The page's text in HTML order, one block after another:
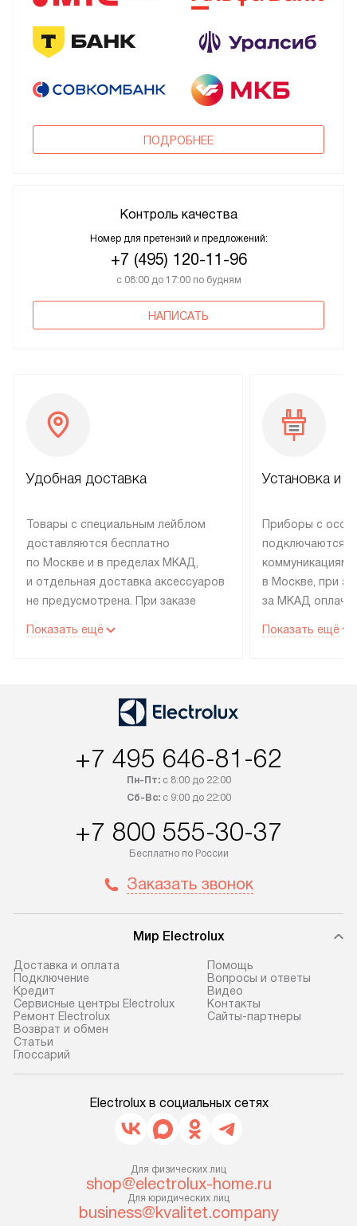
ПОДРОБНЕЕ
Контроль качества
Номер для претензий и предложений:
+7 (495) 120-11-96
с 08:00 до 17:00 по будням
НАПИСАТЬ
Удобная доставка
Товары с специальным лейблом
доставляются бесплатно
по Москве и в пределах МКАД,
и отдельная доставка аксессуаров
не предусмотрена. При заказе
рекомендуем обсудить
со статусом «В наличии» могут
быть отправлены покупателю
интересен товар «Под заказ»,
приобретения с менеджером сайта.
доставляются бесплатно
по Москве в пределах МКАД,
не предусмотрена. После 100%
до представительства
транспортной компании в г. Москва.
Пожалуйста, уточняйте условия
доставки у менеджера при
оформлении заказа.
В оговоренный день служба
доставки доставит упакованный
Если необходимо переместить
прибор до места установки,
уточните это с менеджером.
За данную услугу взимается
дополнительная плата. Важно
Показать ещё
Установка и
Приборы с
подключаются к
коммуникациям
в Москве, при
за МКАД
партнера
по монтажу
материалы.
предполагают,
установленной
включает в
подключение к
коммуникациям,
Показать ещё
+7 495 646-81-62
Пн-Пт:с 8:00 до 22:00
Сб-Вс:с 9:00 до 22:00
+7 800 555-30-37
Бесплатно по России
Заказать звонок
Мир Electrolux
Доставка и оплата
Подключение
Кредит
Сервисные центры Electrolux
Ремонт Electrolux
Возврат и обмен
Cтатьи
Глоссарий
Помощь
Вопросы и ответы
Видео
Контакты
Сайты-партнеры
Electrolux в социальных сетях
Для физических лиц
shop@electrolux-home.ru
Для юридических лиц
business@kvalitet.company